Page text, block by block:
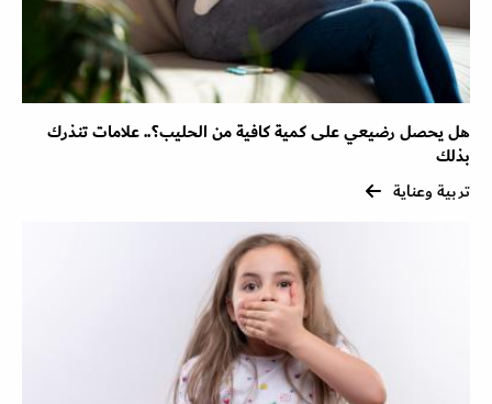
هل يحصل رضيعي على كمية كافية من الحليب؟.. علامات تنذرك
بذلك
تربية وعناية